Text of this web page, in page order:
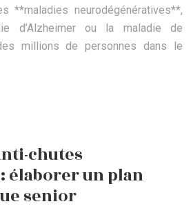
**maladies neurodégénératives**,
d’Alzheimer ou la maladie de
millions de personnes dans le
chutes
élaborer un plan
senior